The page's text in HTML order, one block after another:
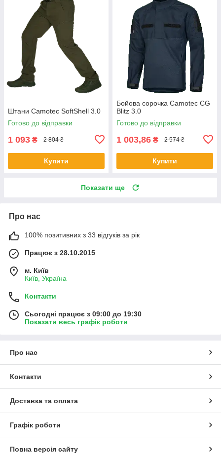
Штани Camotec SoftShell 3.0
Готово до відправки
1 093 ₴ 2 804 ₴
Купити
Бойова сорочка Camotec CG
Blitz 3.0
Готово до відправки
1 003,86 ₴ 2 574 ₴
Купити
Показати ще
Про нас
100% позитивних з 33 відгуків за рік
Працює з 28.10.2015
м. Київ
Київ, Україна
Контакти
Сьогодні працює з 09:00 до 19:30
Показати весь графік роботи
Про нас
Контакти
Доставка та оплата
Графік роботи
Повна версія сайту